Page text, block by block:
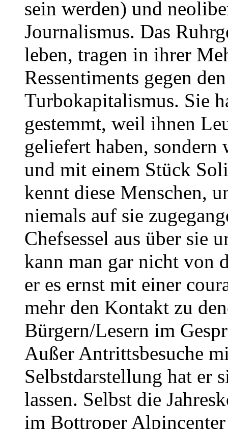
sein werden) und
Journalismus. Das
leben, tragen in ihrer
Ressentiments gegen
Turbokapitalismus. Sie
gestemmt, weil ihnen
geliefert haben, sondern
und mit einem Stück
kennt diese Menschen,
niemals auf sie
Chefsessel aus über sie
kann man gar nicht von
er es ernst mit einer
mehr den Kontakt zu
Bürgern/Lesern im
Außer Antrittsbesuche
Selbstdarstellung hat er
lassen. Selbst die
im Bottroper